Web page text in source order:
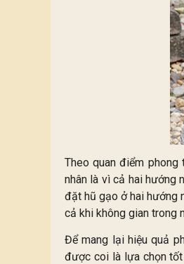
Theo quan điểm
nhân là vì cả hai hướng
đặt hũ gạo ở hai hướng
cả khi không gian trong
Để mang lại hiệu quả
được coi là lựa chọn